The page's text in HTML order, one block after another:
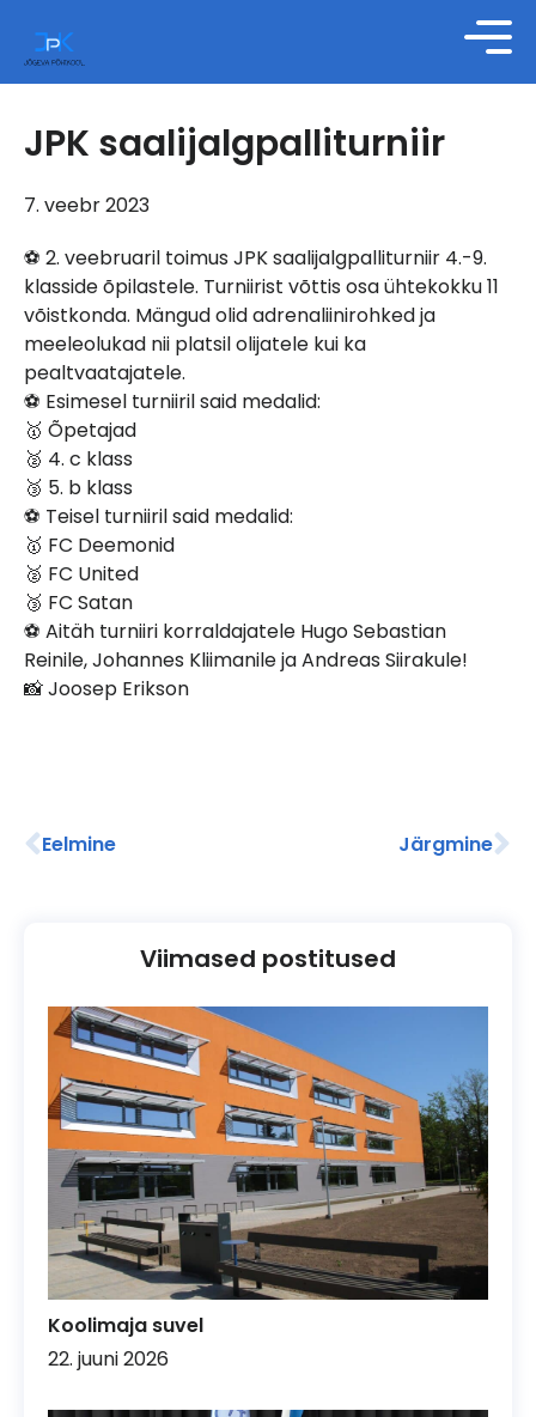
JPK saalijalgpalliturniir
7. veebr 2023
⚽️ 2. veebruaril toimus JPK saalijalgpalliturniir 4.-9.
klasside õpilastele. Turniirist võttis osa ühtekokku 11
võistkonda. Mängud olid adrenaliinirohked ja
meeleolukad nii platsil olijatele kui ka
pealtvaatajatele.
⚽️ Esimesel turniiril said medalid:
🥇 Õpetajad
🥈 4. c klass
🥉 5. b klass
⚽️ Teisel turniiril said medalid:
🥇 FC Deemonid
🥈 FC United
🥉 FC Satan
⚽️ Aitäh turniiri korraldajatele Hugo Sebastian
Reinile, Johannes Kliimanile ja Andreas Siirakule!
📸 Joosep Erikson
Eelmine Järgmine
Viimased postitused
Koolimaja suvel
22. juuni 2026